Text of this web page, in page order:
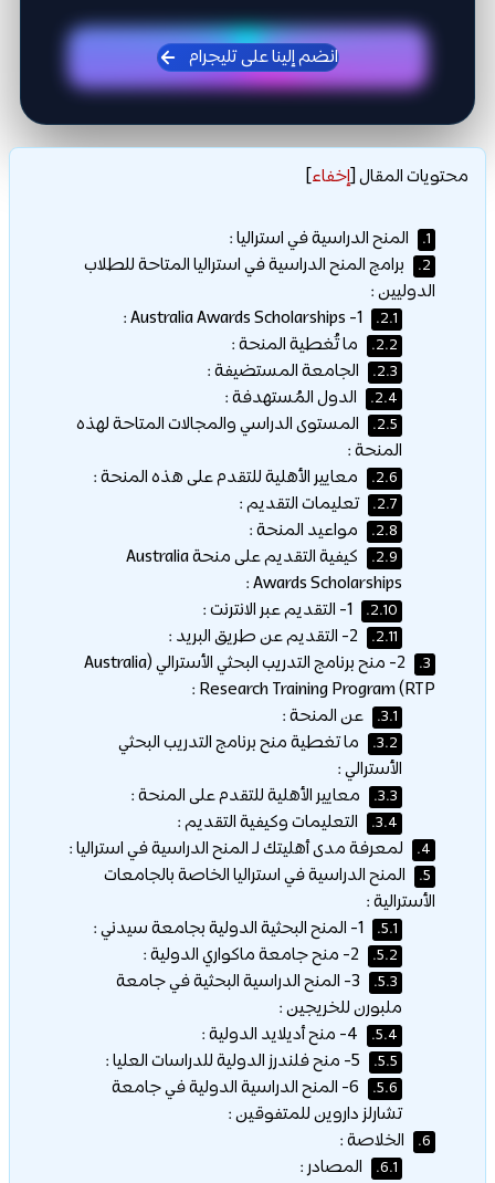
انضم إلينا على تليجرام
محتويات المقال[إخفاء]
1. المنح الدراسية في استراليا :
2.
برامج المنح الدراسية في استراليا المتاحة للطلاب
الدوليين :
2.1.
2.2. ما تُغطية المنحة :
2.3. الجامعة المستضيفة :
2.4. الدول المُستهدفة :
2.5.
المستوى الدراسي والمجالات المتاحة لهذه
المنحة :
2.6. معايير الأهلية للتقدم على هذه المنحة :
2.7. تعليمات التقديم :
2.8. مواعيد المنحة :
2.9.
كيفية التقديم على منحة Australia
Awards Scholarships :
2.10.
2.11.
3.
2- منح برنامج التدريب البحثي الأسترالي (Australia
Research Training Program (RTP :
3.1. عن المنحة :
3.2.
ما تغطية منح برنامج التدريب البحثي
الأسترالي :
3.3. معايير الأهلية للتقدم على المنحة :
3.4. التعليمات وكيفية التقديم :
4. لمعرفة مدى أهليتك لـ المنح الدراسية في استراليا :
5.
المنح الدراسية في استراليا الخاصة بالجامعات
الأسترالية :
5.1.
5.2.
5.3.
3- المنح الدراسية البحثية في جامعة
ملبورن للخريجين :
5.4.
5.5.
5.6.
6- المنح الدراسية الدولية في جامعة
تشارلز داروين للمتفوقين :
6. الخلاصة :
6.1. المصادر :